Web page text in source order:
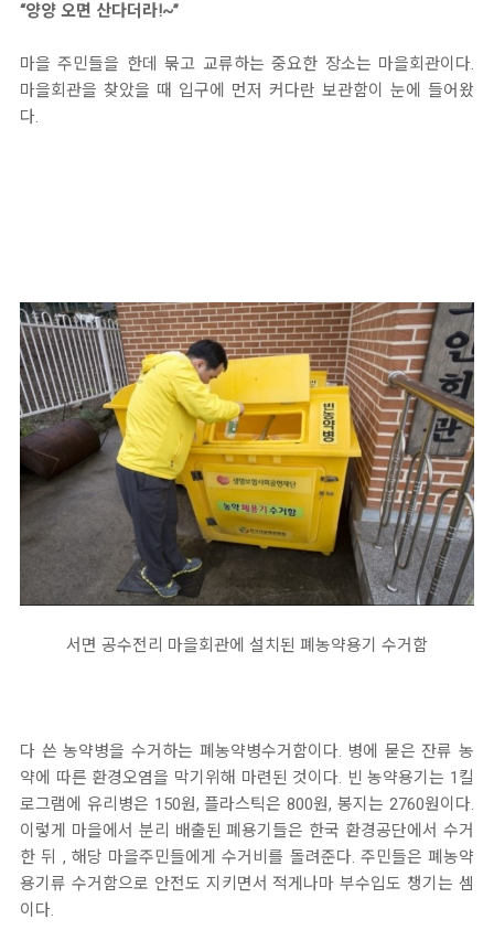
“양양 오면 산다더라!~”
마을 주민들을 한데 묶고 교류하는 중요한 장소는 마을회관이다.
마을회관을 찾았을 때 입구에 먼저 커다란 보관함이 눈에 들어왔
다.
서면 공수전리 마을회관에 설치된 폐농약용기 수거함
다 쓴 농약병을 수거하는 폐농약병수거함이다. 병에 묻은 잔류 농
약에 따른 환경오염을 막기위해 마련된 것이다. 빈 농약용기는 1킬
로그램에 유리병은 150원, 플라스틱은 800원, 봉지는 2760원이다.
이렇게 마을에서 분리 배출된 폐용기들은 한국 환경공단에서 수거
한 뒤 , 해당 마을주민들에게 수거비를 돌려준다. 주민들은 폐농약
용기류 수거함으로 안전도 지키면서 적게나마 부수입도 챙기는 셈
이다.